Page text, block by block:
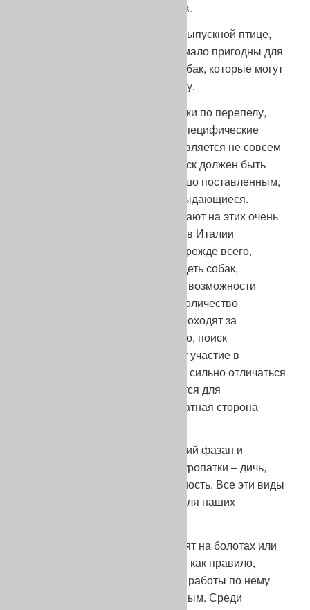
охотничьих качеств их потомков.
Я не говорю о состязаниях по выпускной птице,
так как, по моему мнению, они мало пригодны для
селекции и выявляют только собак, которые могут
воспринимать жесткую дрессуру.
Я поставил бы отдельно классики по перепелу,
которые представляют собой специфические
состязания по птице, которая является не совсем
дикой. На этих состязаниях поиск должен быть
абсолютно правильным и хорошо поставленным,
а стилевые характеристики – выдающиеся.
Выдающиеся трайлеры выступают на этих очень
распространенных в основном в Италии
состязаниях. Они популярны, прежде всего,
потому, что публика может увидеть собак,
которыми она обычно не имеет возможности
любоваться, так как основное количество
состязаний большого поиска проходят за
пределами полуострова. Однако, поиск
трайлеров, которые принимают участие в
состязаниях по перепелу, будет сильно отличаться
от того поиска, который требуется для
нахождения куропатки: это обратная сторона
Бекас, вальдшнеп, тетерев, дикий фазан и
естественно серая и красная куропатки – дичь,
имеющая каждая свою особенность. Все эти виды
являются отличными тестами для наших
Состязания по бекасам проходят на болотах или
рисовых чеках в Италии. Бекас, как правило,
сложная птица для собаки. Для работы по нему
чутье должно быть избирательным. Среди